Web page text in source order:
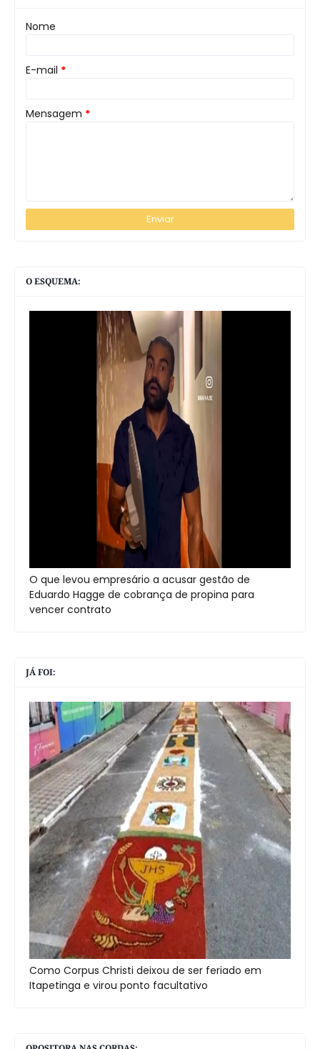
Nome
E-mail *
Mensagem *
O ESQUEMA:
O que levou empresário a acusar gestão de
Eduardo Hagge de cobrança de propina para
vencer contrato
JÁ FOI:
Como Corpus Christi deixou de ser feriado em
Itapetinga e virou ponto facultativo